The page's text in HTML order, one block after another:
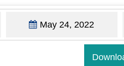
May 24, 2022